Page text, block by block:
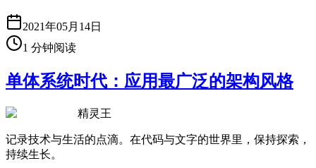
2021年05月14日
1 分钟阅读
单体系统时代：应用最广泛的架构风格
精灵王
记录技术与生活的点滴。在代码与文字的世界里，保持探索，
持续生长。